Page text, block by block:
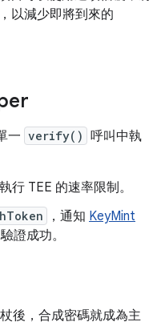
以減少即將到來的
一 verify() 呼叫中執
行 TEE 的速率限制。
，通知 KeyMint
證成功。
後，合成密碼就成為主